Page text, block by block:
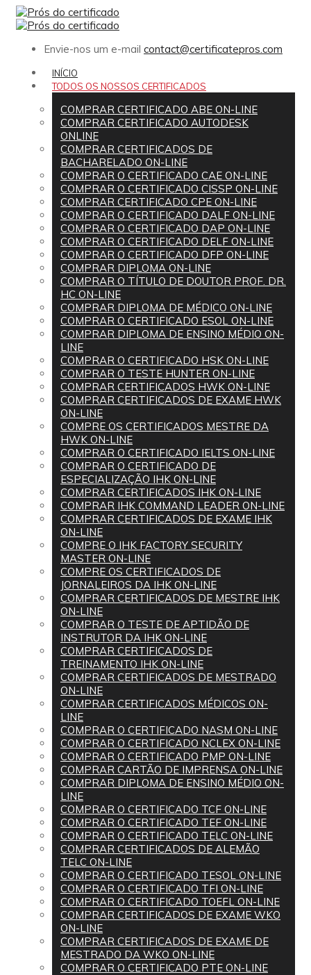
Envie-nos um e-mail contact@certificatepros.com
INÍCIO
TODOS OS NOSSOS CERTIFICADOS
COMPRAR CERTIFICADO ABE ON-LINE
COMPRAR CERTIFICADO AUTODESK
ONLINE
COMPRAR CERTIFICADOS DE
BACHARELADO ON-LINE
COMPRAR O CERTIFICADO CAE ON-LINE
COMPRAR O CERTIFICADO CISSP ON-LINE
COMPRAR CERTIFICADO CPE ON-LINE
COMPRAR O CERTIFICADO DALF ON-LINE
COMPRAR O CERTIFICADO DAP ON-LINE
COMPRAR O CERTIFICADO DELF ON-LINE
COMPRAR O CERTIFICADO DFP ON-LINE
COMPRAR DIPLOMA ON-LINE
COMPRAR O TÍTULO DE DOUTOR PROF. DR.
HC ON-LINE
COMPRAR DIPLOMA DE MÉDICO ON-LINE
COMPRAR O CERTIFICADO ESOL ON-LINE
COMPRAR DIPLOMA DE ENSINO MÉDIO ON-
LINE
COMPRAR O CERTIFICADO HSK ON-LINE
COMPRAR O TESTE HUNTER ON-LINE
COMPRAR CERTIFICADOS HWK ON-LINE
COMPRAR CERTIFICADOS DE EXAME HWK
ON-LINE
COMPRE OS CERTIFICADOS MESTRE DA
HWK ON-LINE
COMPRAR O CERTIFICADO IELTS ON-LINE
COMPRAR O CERTIFICADO DE
ESPECIALIZAÇÃO IHK ON-LINE
COMPRAR CERTIFICADOS IHK ON-LINE
COMPRAR IHK COMMAND LEADER ON-LINE
COMPRAR CERTIFICADOS DE EXAME IHK
ON-LINE
COMPRE O IHK FACTORY SECURITY
MASTER ON-LINE
COMPRE OS CERTIFICADOS DE
JORNALEIROS DA IHK ON-LINE
COMPRAR CERTIFICADOS DE MESTRE IHK
ON-LINE
COMPRAR O TESTE DE APTIDÃO DE
INSTRUTOR DA IHK ON-LINE
COMPRAR CERTIFICADOS DE
TREINAMENTO IHK ON-LINE
COMPRAR CERTIFICADOS DE MESTRADO
ON-LINE
COMPRAR CERTIFICADOS MÉDICOS ON-
LINE
COMPRAR O CERTIFICADO NASM ON-LINE
COMPRAR O CERTIFICADO NCLEX ON-LINE
COMPRAR O CERTIFICADO PMP ON-LINE
COMPRAR CARTÃO DE IMPRENSA ON-LINE
COMPRAR DIPLOMA DE ENSINO MÉDIO ON-
LINE
COMPRAR O CERTIFICADO TCF ON-LINE
COMPRAR O CERTIFICADO TEF ON-LINE
COMPRAR O CERTIFICADO TELC ON-LINE
COMPRAR CERTIFICADOS DE ALEMÃO
TELC ON-LINE
COMPRAR O CERTIFICADO TESOL ON-LINE
COMPRAR O CERTIFICADO TFI ON-LINE
COMPRAR O CERTIFICADO TOEFL ON-LINE
COMPRAR CERTIFICADOS DE EXAME WKO
ON-LINE
COMPRAR CERTIFICADOS DE EXAME DE
MESTRADO DA WKO ON-LINE
COMPRAR O CERTIFICADO PTE ON-LINE